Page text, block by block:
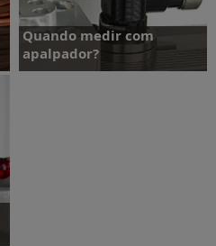
Quando medir com
apalpador?